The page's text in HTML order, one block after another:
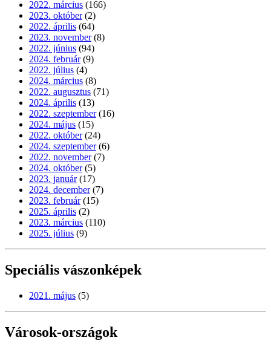
2022. március (166)
2023. október (2)
2022. április (64)
2023. november (8)
2022. június (94)
2024. február (9)
2022. július (4)
2024. március (8)
2022. augusztus (71)
2024. április (13)
2022. szeptember (16)
2024. május (15)
2022. október (24)
2024. szeptember (6)
2022. november (7)
2024. október (5)
2023. január (17)
2024. december (7)
2023. február (15)
2025. április (2)
2023. március (110)
2025. július (9)
Speciális vászonképek
2021. május (5)
Városok-országok